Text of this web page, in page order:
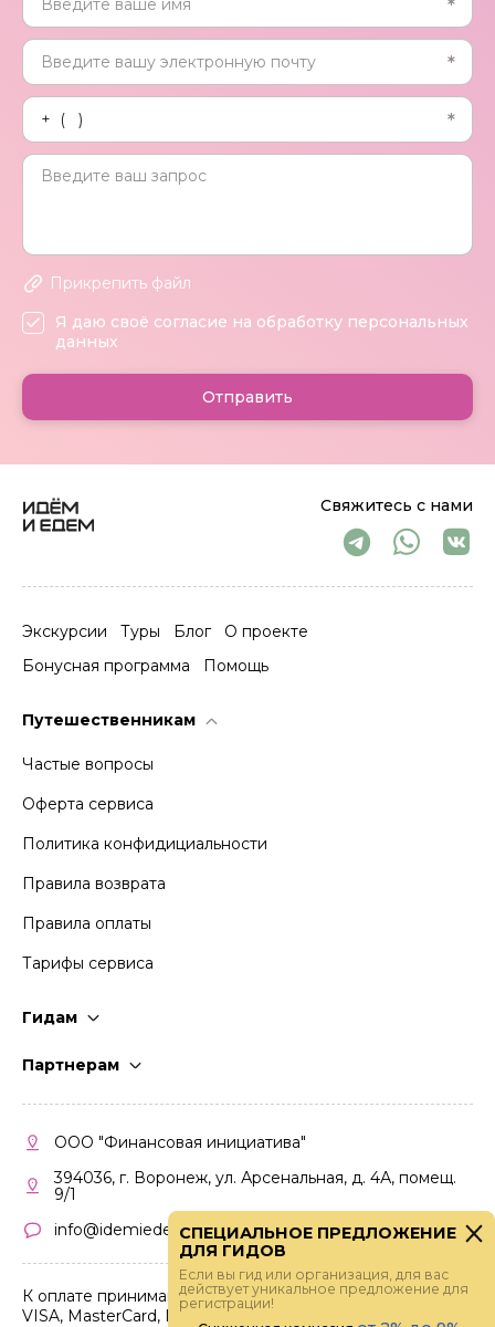
Свяжитесь с нами
Экскурсии Туры Блог
О проекте
Бонусная программа
Помощь
Путешественникам
Частые вопросы
Оферта сервиса
Политика конфидициальности
Правила возврата
Правила оплаты
Тарифы сервиса
Гидам
Партнерам
Кабинет партнера
Правила участия
ООО "Финансовая инициатива"
394036, г. Воронеж, ул. Арсенальная, д. 4А, помещ.
9/1
info@idemiedem.ru
К оплате принимаются карты
VISA, MasterCard, МИР
Прикрепить файл
Я даю своё согласие на обработку персональных
данных
Отправить
СПЕЦИАЛЬНОЕ ПРЕДЛОЖЕНИЕ
ДЛЯ ГИДОВ
Если вы гид или организация, для вас
действует уникальное предложение для
регистрации!